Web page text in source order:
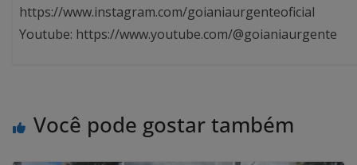
https://www.instagram.com/goianiaurgenteoficial
Youtube: https://www.youtube.com/@goianiaurgente
Você pode gostar também